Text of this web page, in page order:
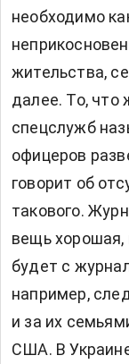
необходимо
жительства,
далее. То, что
спецслужб
офицеров
говорит об
такового.
вещь хорошая,
будет с
например,
и за их
США. В